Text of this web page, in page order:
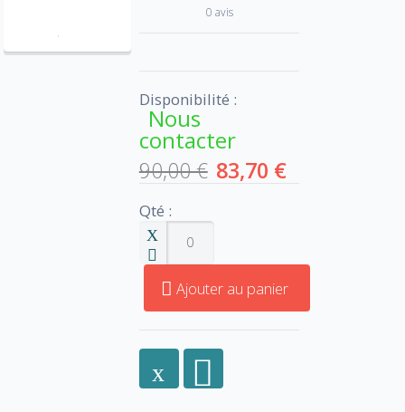
0 avis
Disponibilité :
Nous
contacter
90,00 € 83,70 €
Qté :
Ajouter au panier